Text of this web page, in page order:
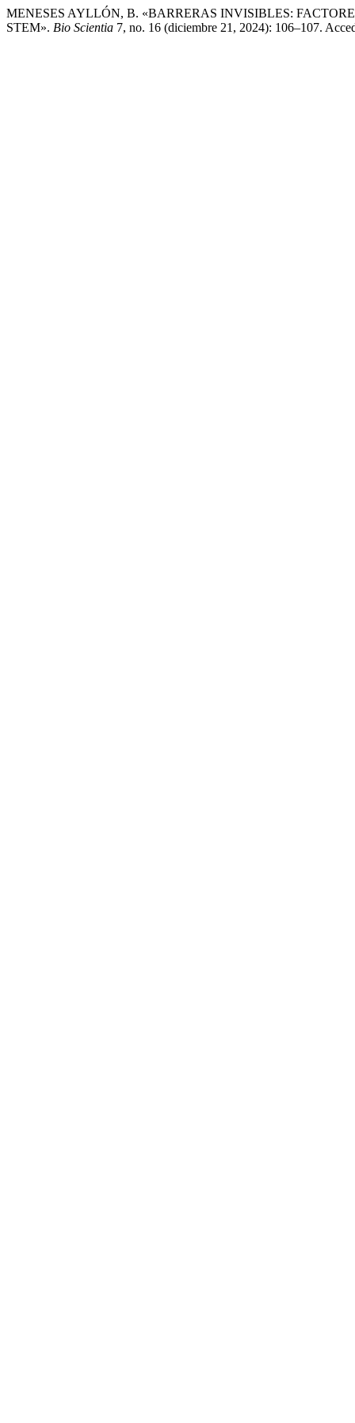
MENESES AYLLÓN, B. «BARRERAS INVISIBLES:
STEM». Bio Scientia 7, no. 16 (diciembre 21, 2024): 106–107.